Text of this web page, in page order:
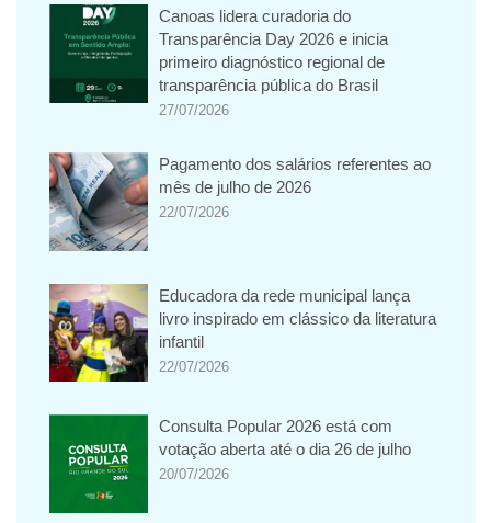
Canoas lidera curadoria do
Transparência Day 2026 e inicia
primeiro diagnóstico regional de
transparência pública do Brasil
27/07/2026
Pagamento dos salários referentes ao
mês de julho de 2026
22/07/2026
Educadora da rede municipal lança
livro inspirado em clássico da literatura
infantil
22/07/2026
Consulta Popular 2026 está com
votação aberta até o dia 26 de julho
20/07/2026